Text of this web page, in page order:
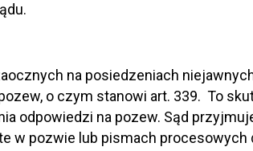
na posiedzeniach
o czym stanowi art. 339. To
odpowiedzi na pozew. Sąd
w pozwie lub pismach procesowych